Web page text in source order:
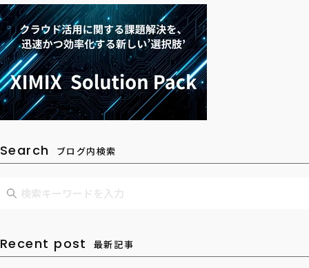
Search ブログ内検索
Recent post 最新記事